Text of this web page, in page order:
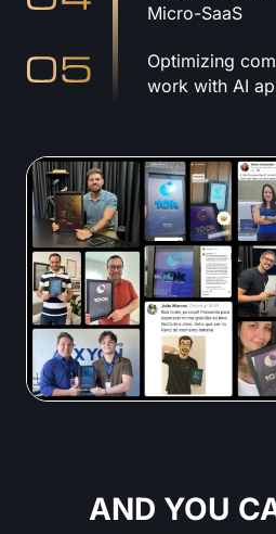
Micro-SaaS
Optimizing
work with AI
AND YOU